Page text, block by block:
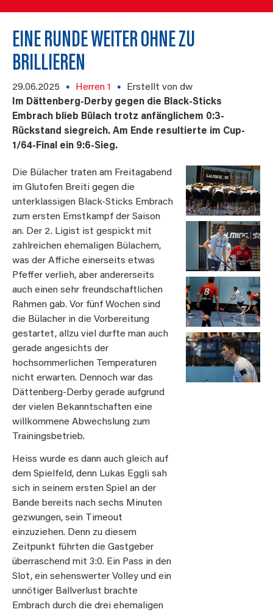
EINE RUNDE WEITER OHNE ZU
BRILLIEREN
29.06.2025 Herren 1
Erstellt von dw
Im Dättenberg-Derby gegen die Black-Sticks
Embrach blieb Bülach trotz anfänglichem 0:3-
Rückstand siegreich. Am Ende resultierte im Cup-
1/64-Final ein 9:6-Sieg.
Die Bülacher traten am Freitagabend
im Glutofen Breiti gegen die
unterklassigen Black-Sticks Embrach
zum ersten Ernstkampf der Saison
an. Der 2. Ligist ist gespickt mit
zahlreichen ehemaligen Bülachern,
was der Affiche einerseits etwas
Pfeffer verlieh, aber andererseits
auch einen sehr freundschaftlichen
Rahmen gab. Vor fünf Wochen sind
die Bülacher in die Vorbereitung
gestartet, allzu viel durfte man auch
gerade angesichts der
hochsommerlichen Temperaturen
nicht erwarten. Dennoch war das
Dättenberg-Derby gerade aufgrund
der vielen Bekanntschaften eine
willkommene Abwechslung zum
Trainingsbetrieb.
Heiss wurde es dann auch gleich auf
dem Spielfeld, denn Lukas Eggli sah
sich in seinem ersten Spiel an der
Bande bereits nach sechs Minuten
gezwungen, sein Timeout
einzuziehen. Denn zu diesem
Zeitpunkt führten die Gastgeber
überraschend mit 3:0. Ein Pass in den
Slot, ein sehenswerter Volley und ein
unnötiger Ballverlust brachte
Embrach durch die drei ehemaligen